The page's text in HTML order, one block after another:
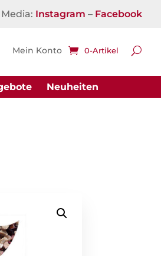
Instagram – Facebook
Mein Konto 0-Artikel
Neuheiten